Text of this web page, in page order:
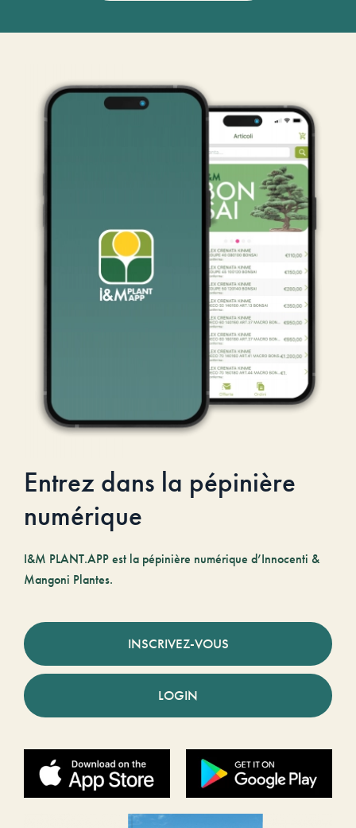
Entrez dans la pépinière
numérique
I&M PLANT.APP est la pépinière numérique d’Innocenti &
Mangoni Plantes.
INSCRIVEZ-VOUS
LOGIN